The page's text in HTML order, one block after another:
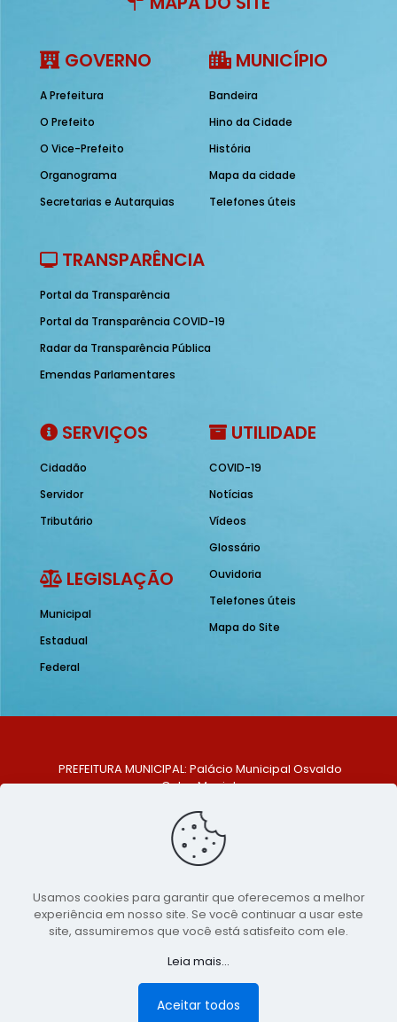
GOVERNO
A Prefeitura
O Prefeito
O Vice-Prefeito
Organograma
Secretarias e Autarquias
MUNICÍPIO
Bandeira
Hino da Cidade
História
Mapa da cidade
Telefones úteis
TRANSPARÊNCIA
Portal da Transparência
Portal da Transparência COVID-19
Radar da Transparência Pública
Emendas Parlamentares
SERVIÇOS
Cidadão
Servidor
Tributário
LEGISLAÇÃO
Municipal
Estadual
Federal
UTILIDADE
COVID-19
Notícias
Vídeos
Glossário
Ouvidoria
Telefones úteis
Mapa do Site
PREFEITURA MUNICIPAL: Palácio Municipal Osvaldo
Celso Maciel
Centro, São Bento do Una - PE. CEP: 553370-128
TELEFONE: (81) 99548-1569
E-MAIL: ouvidoria@saobentodouna.pe.gov.br
Copyright 2021-2026 - Assessoria de Comunicação da
Prefeitura de São Bento do Una - PE
Página desenvolvida pela agência de
publicidadeLumusWeb - Agência Digital
Usamos cookies para garantir que oferecemos a melhor
experiência em nosso site. Se você continuar a usar este
site, assumiremos que você está satisfeito com ele.
Leia mais...
Aceitar todos